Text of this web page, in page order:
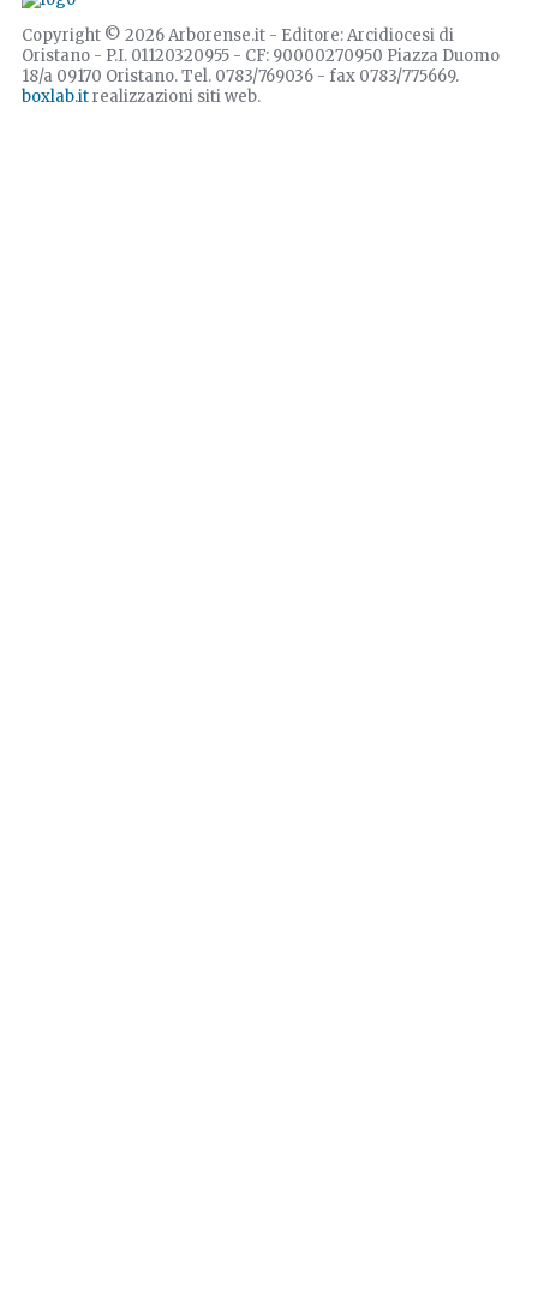
Copyright © 2026 Arborense.it - Editore: Arcidiocesi di
Oristano - P.I. 01120320955 - CF: 90000270950 Piazza Duomo
18/a 09170 Oristano. Tel. 0783/769036 - fax 0783/775669.
boxlab.itrealizzazioni siti web.